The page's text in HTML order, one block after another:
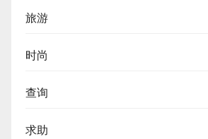
旅游
时尚
查询
求助